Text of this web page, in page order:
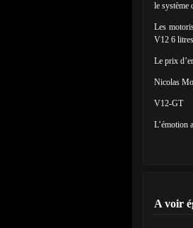
le système
Les
V12 6
Le prix
Nicolas
V12-GT
L’émotion
A voir